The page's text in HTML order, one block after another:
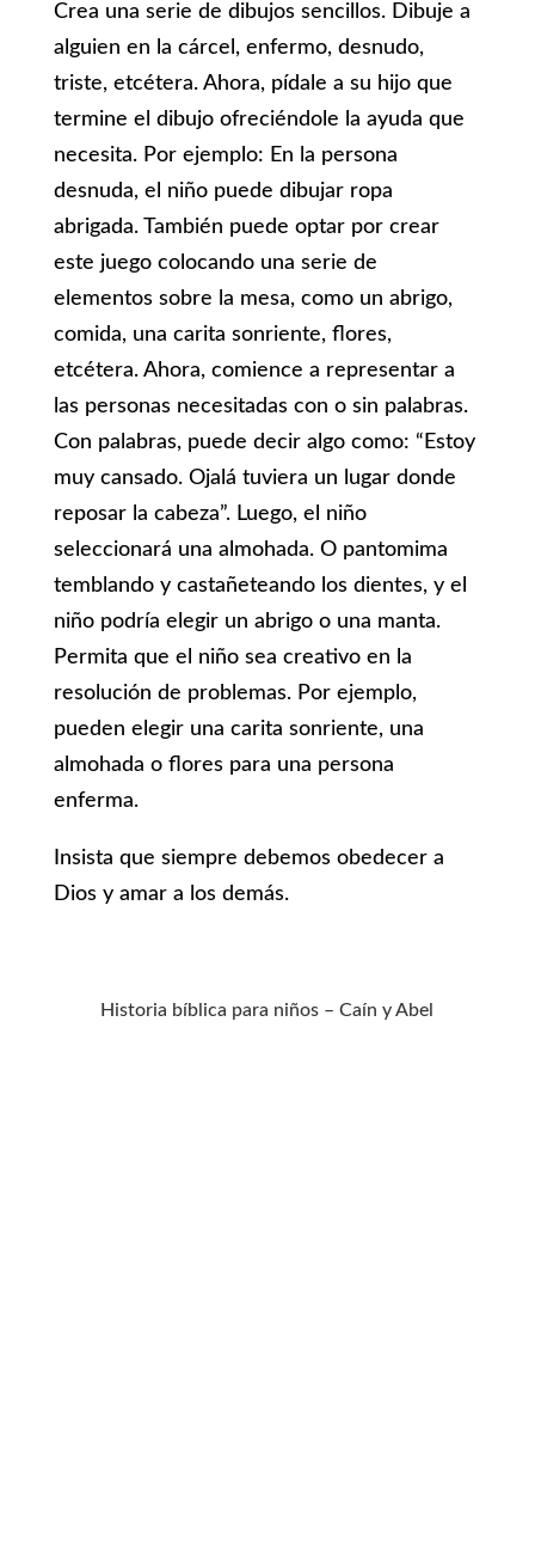
Crea una serie de dibujos sencillos. Dibuje a
alguien en la cárcel, enfermo, desnudo,
triste, etcétera. Ahora, pídale a su hijo que
termine el dibujo ofreciéndole la ayuda que
necesita. Por ejemplo: En la persona
desnuda, el niño puede dibujar ropa
abrigada. También puede optar por crear
este juego colocando una serie de
elementos sobre la mesa, como un abrigo,
comida, una carita sonriente, flores,
etcétera. Ahora, comience a representar a
las personas necesitadas con o sin palabras.
Con palabras, puede decir algo como: “Estoy
muy cansado. Ojalá tuviera un lugar donde
reposar la cabeza”. Luego, el niño
seleccionará una almohada. O pantomima
temblando y castañeteando los dientes, y el
niño podría elegir un abrigo o una manta.
Permita que el niño sea creativo en la
resolución de problemas. Por ejemplo,
pueden elegir una carita sonriente, una
almohada o flores para una persona
enferma.
Insista que siempre debemos obedecer a
Dios y amar a los demás.
Historia bíblica para niños – Caín y Abel